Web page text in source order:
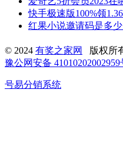
快手极速版100%领
红果小说邀请码是多
© 2024 有奖之家网 版权所
豫公网安备 41010202002959
号易分销系统